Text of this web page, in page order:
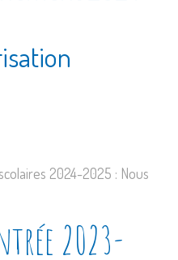
2024-2025 : Nous
2023-